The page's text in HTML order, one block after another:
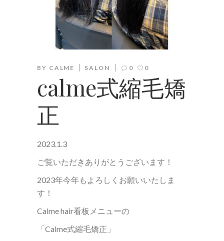
BY CALME SALON 0 0
calme式縮毛矯
正
2023.1.3
ご覧いただきありがとうございます！
2023年今年もよろしくお願いいたしま
す！
Calme hair看板メニューの
「Calme式縮毛矯正」